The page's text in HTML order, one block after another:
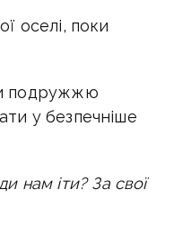
оселі, поки
подружжю
у безпечніше
нам іти? За свої